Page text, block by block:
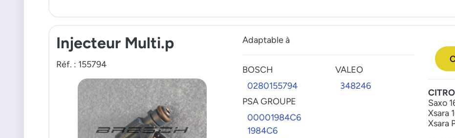
Injecteur Multi.p
Réf. : 155794
Adaptable à
BOSCH
0280155794
PSA GROUPE
00001984C6
1984C6
VALEO
348246
Saxo
Xsara
Xsara